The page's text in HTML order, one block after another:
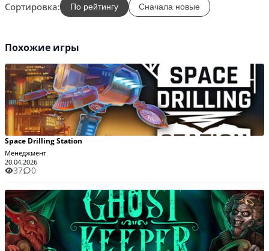
Сортировка: По рейтингу Сначала новые
Похожие игры
Space Drilling Station
Менеджмент
20.04.2026
37 0